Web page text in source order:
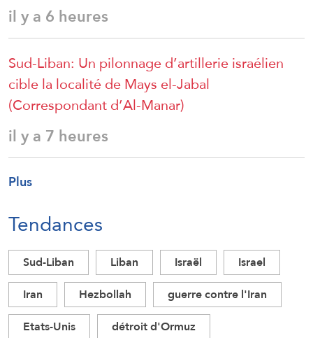
il y a 6 heures
Sud-Liban: Un pilonnage d’artillerie israélien
cible la localité de Mays el-Jabal
(Correspondant d’Al-Manar)
il y a 7 heures
Plus
Tendances
Sud-Liban Liban Israël
Israel
Iran
Hezbollah
guerre contre l'Iran
Etats-Unis
détroit d'Ormuz